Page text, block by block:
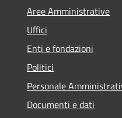
Aree Amministrative
Uffici
Enti e fondazioni
Politici
Personale
Documenti e dati